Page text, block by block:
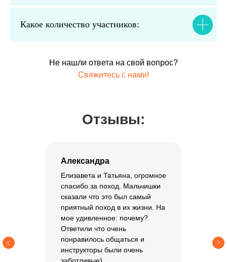
Какое количество участников:
Не нашли ответа на свой вопрос?
Свяжитесь с нами!
Отзывы:
Александра
Елизавета и Татьяна, огромное
спасибо за поход. Мальчишки
сказали что это был самый
приятный поход в их жизни. На
мое удивленное: почему?
Ответили что очень
понравилось общаться и
инструкторы были очень